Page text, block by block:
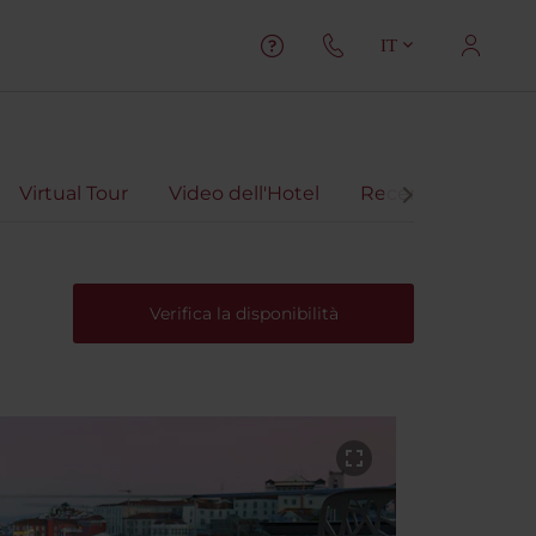
IT
Virtual Tour Video dell'Hotel Recensioni
Verifica la disponibilità